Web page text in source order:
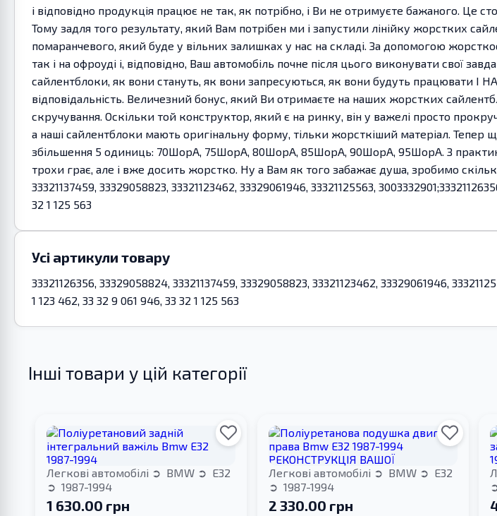
і відповідно продукція працює не так, як потрібно, і Ви не отримуєте бажаного. Це
Тому задля того результату, який Вам потрібен ми і запустили лінійку жорстких
помаранчевого, який буде у вільних залишках у нас на складі. За допомогою
так і на офроуді і, відповідно, Ваш автомобіль почне після цього виконувати свої
сайлентблоки, як вони стануть, як вони запресуються, як вони будуть
відповідальність. Величезний бонус, який Ви отримаєте на наших жорстких
скручування. Оскільки той конструктор, який є на ринку, він у важелі просто
а наші сайлентблоки мають оригінальну форму, тільки жорсткіший матеріал.
збільшення 5 одиниць: 70ШорА, 75ШорА, 80ШорА, 85ШорА, 90ШорА, 95ШорА. З
трохи грає, але і вже досить жорстко. Ну а Вам як того забажає душа, зробимо
33321137459, 33329058823, 33321123462, 33329061946, 33321125563,
32 1 125 563
Усі артикули товару
33321126356, 33329058824, 33321137459, 33329058823, 33321123462, 33329061946,
1 123 462, 33 32 9 061 946, 33 32 1 125 563
Інші товари у цій категорії
Легкові автомобілі BMW
E32
1987-1994
1 630.00 грн
Легкові автомобілі BMW
E32
1987-1994
2 330.00 грн